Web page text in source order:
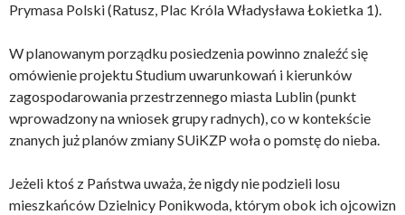
Prymasa Polski (Ratusz, Plac Króla Władysława Łokietka 1).
W planowanym porządku posiedzenia powinno znaleźć się
omówienie projektu Studium uwarunkowań i kierunków
zagospodarowania przestrzennego miasta Lublin (punkt
wprowadzony na wniosek grupy radnych), co w kontekście
znanych już planów zmiany SUiKZP woła o pomstę do nieba.
Jeżeli ktoś z Państwa uważa, że nigdy nie podzieli losu
mieszkańców Dzielnicy Ponikwoda, którym obok ich ojcowizn